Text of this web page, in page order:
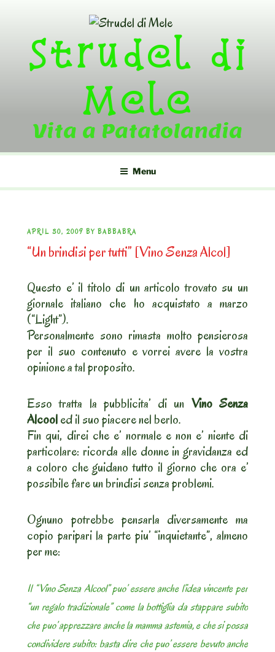
contentStrudel di
Mele
Vita a Patatolandia
Menu
POSTED
ON
APRIL 30, 2009 BY BABBABRA
“Un brindisi per tutti” [Vino Senza Alcol]
Questo e’ il titolo di un articolo trovato su un
giornale italiano che ho acquistato a marzo
(“Light”).
Personalmente sono rimasta molto pensierosa
per il suo contenuto e vorrei avere la vostra
opinione a tal proposito.
Esso tratta la pubblicita’ di un Vino Senza
Alcooled il suo piacere nel berlo.
Fin qui, direi che e’ normale e non e’ niente di
particolare: ricorda alle donne in gravidanza ed
a coloro che guidano tutto il giorno che ora e’
possibile fare un brindisi senza problemi.
Ognuno potrebbe pensarla diversamente ma
copio paripari la parte piu’ “inquietante”, almeno
per me:
Il “Vino Senza Alcool” puo’ essere anche l’idea vincente per
“un regalo tradizionale” come la bottiglia da stappare subito
che puo’ apprezzare anche la mamma astemia, e che si possa
condividere subito: basta dire che puo’ essere bevuto anche